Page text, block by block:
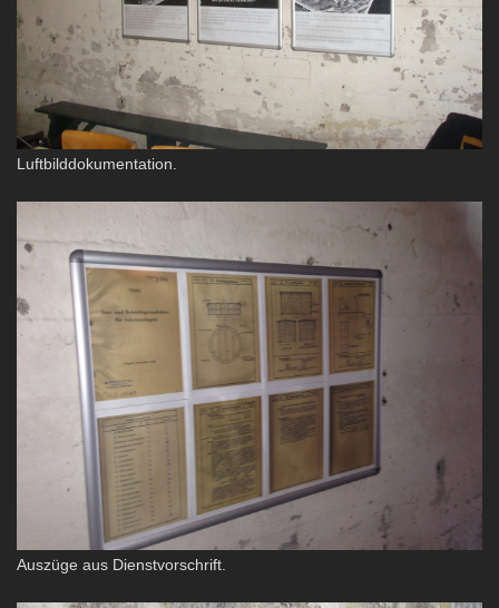
Luftbilddokumentation.
Auszüge aus Dienstvorschrift.